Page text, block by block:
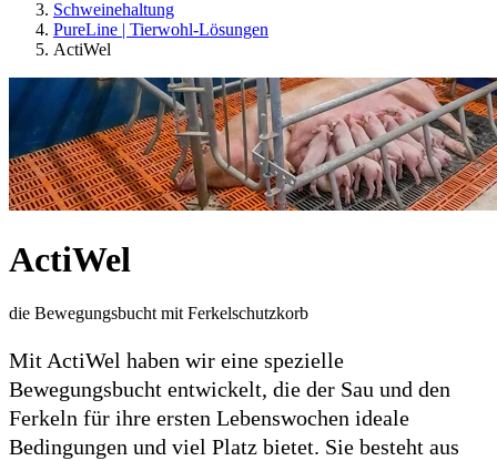
Schweinehaltung
PureLine | Tierwohl-Lösungen
ActiWel
ActiWel
die Bewegungsbucht mit Ferkelschutzkorb
Mit ActiWel haben wir eine spezielle
Bewegungsbucht entwickelt, die der Sau und den
Ferkeln für ihre ersten Lebenswochen ideale
Bedingungen und viel Platz bietet. Sie besteht aus